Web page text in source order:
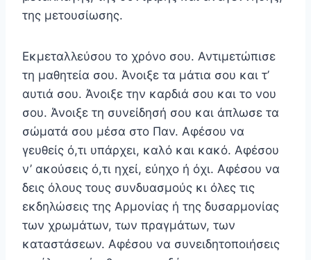
της μετουσίωσης.
Εκμεταλλεύσου το χρόνο σου. Αντιμετώπισε
τη μα­θητεία σου. Άνοιξε τα μάτια σου και τ’
αυτιά σου. Άνοιξε την καρδιά σου και το νου
σου. Άνοιξε τη συνείδησή σου και άπλωσε τα
σώματά σου μέσα στο Παν. Αφέσου να
γευθείς ό,τι υπάρχει, καλό και κακό. Αφέσου
ν’ ακούσεις ό,τι ηχεί, εύηχο ή όχι. Αφέσου να
δεις όλους τους συνδυα­σμούς κι όλες τις
εκδηλώσεις της Αρμονίας ή της δυσαρ­μονίας
των χρωμάτων, των πραγμάτων, των
καταστά­σεων. Αφέσου να συνειδητοποιήσεις